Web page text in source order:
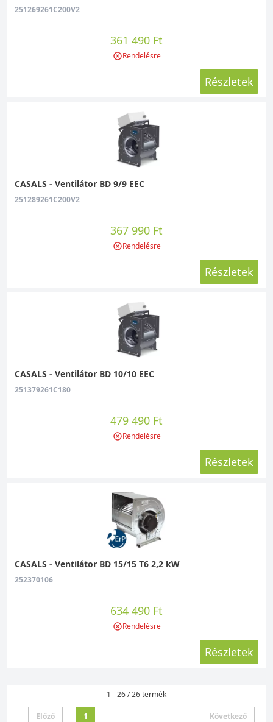
251269261C200V2
361 490 Ft
Rendelésre
Részletek
CASALS - Ventilátor BD 9/9 EEC
251289261C200V2
367 990 Ft
Rendelésre
Részletek
CASALS - Ventilátor BD 10/10 EEC
251379261C180
479 490 Ft
Rendelésre
Részletek
CASALS - Ventilátor BD 15/15 T6 2,2 kW
252370106
634 490 Ft
Rendelésre
Részletek
1 - 26 / 26 termék
Előző 1 Következő